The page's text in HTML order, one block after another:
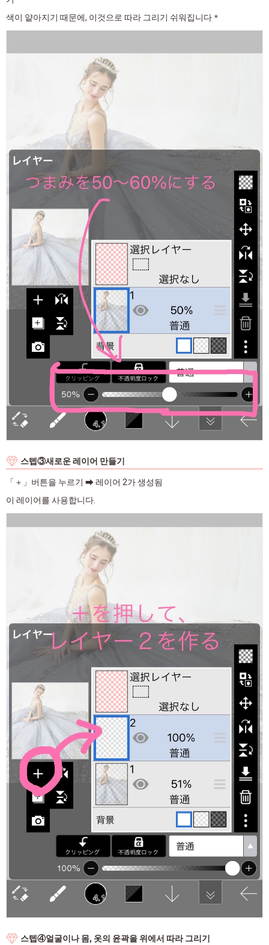
색이 얕아지기 때문에, 이것으로 따라 그리기 쉬워집니다＊
스텝③새로운 레이어 만들기
「＋」버튼을 누르기 ➡ 레이어 2가 생성됨
이 레이어를 사용합니다.
스텝④얼굴이나 몸, 옷의 윤곽을 위에서 따라 그리기